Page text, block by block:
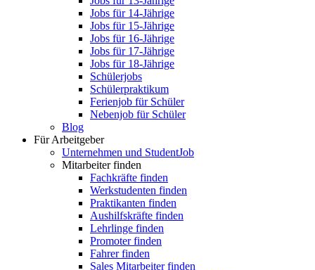
Jobs für 14-Jährige
Jobs für 15-Jährige
Jobs für 16-Jährige
Jobs für 17-Jährige
Jobs für 18-Jährige
Schülerjobs
Schülerpraktikum
Ferienjob für Schüler
Nebenjob für Schüler
Blog
Für Arbeitgeber
Unternehmen und StudentJob
Mitarbeiter finden
Fachkräfte finden
Werkstudenten finden
Praktikanten finden
Aushilfskräfte finden
Lehrlinge finden
Promoter finden
Fahrer finden
Sales Mitarbeiter finden